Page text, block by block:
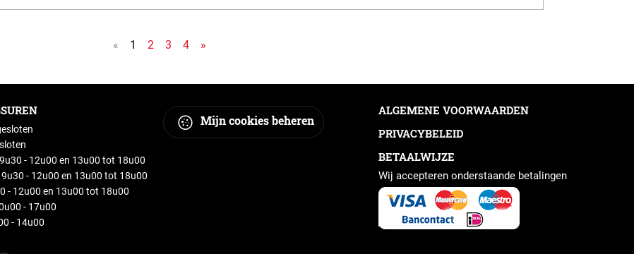
« 1 2 3 4 »
- 12u00 en 13u00 tot 18u00
- 12u00 en 13u00 tot 18u00
- 12u00 en 13u00 tot 18u00
- 17u00
- 14u00
Mijn cookies beheren
ALGEMENE VOORWAARDEN
PRIVACYBELEID
BETAALWIJZE
Wij accepteren onderstaande betalingen